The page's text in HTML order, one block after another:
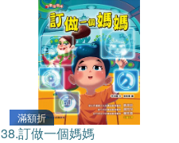
滿額折
38.訂做一個媽媽